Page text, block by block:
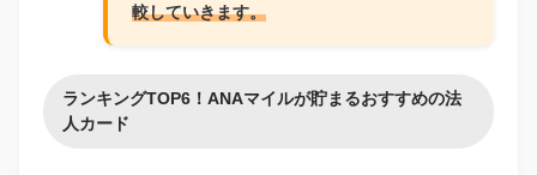
較していきます。
ランキングTOP6！ANAマイルが貯まるおすすめの法
人カード